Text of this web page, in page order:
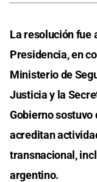
La resolución fue
Presidencia, en
Ministerio de
Justicia y la
Gobierno
acreditan
transnacional,
argentino.